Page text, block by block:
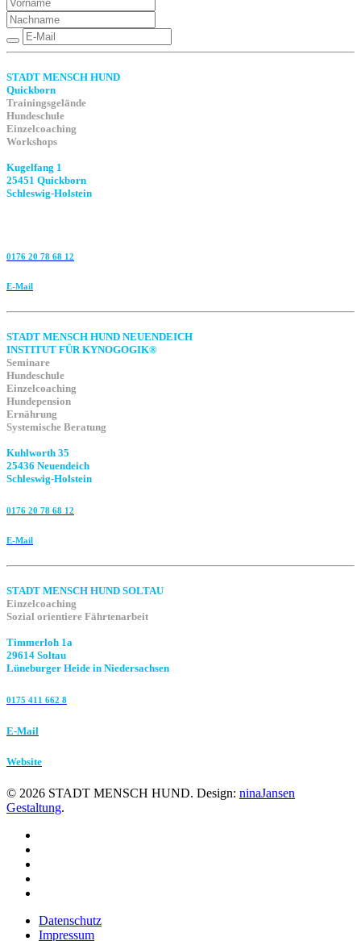
STADT MENSCH HUND
Quickborn
Trainingsgelände
Hundeschule
Einzelcoaching
Workshops
Kugelfang 1
25451 Quickborn
Schleswig-Holstein
0176 20 78 68 12
E-Mail
STADT MENSCH HUND NEUENDEICH
INSTITUT FÜR KYNOGOGIK®
Seminare
Hundeschule
Einzelcoaching
Hundepension
Ernährung
Systemische Beratung
Kuhlworth 35
25436 Neuendeich
Schleswig-Holstein
0176 20 78 68 12
E-Mail
STADT MENSCH HUND SOLTAU
Einzelcoaching
Sozial orientiere Fährtenarbeit
Timmerloh 1a
29614 Soltau
Lüneburger Heide in Niedersachsen
0175 411 662 8‬
E-Mail
Website
© 2026 STADT MENSCH HUND. Design: ninaJansen
Gestaltung.
Datenschutz
Impressum